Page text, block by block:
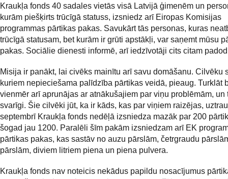
Kraukļa fonds 40 sadales vietās visā Latvijā ģimenēm un
kurām piešķirts trūcīgā statuss, izsniedz arī Eiropas Komisijas
programmas pārtikas pakas. Savukārt tās personas, kuras
trūcīgā statusam, bet kurām ir grūti apstākļi, var saņemt mūsu
pakas. Sociālie dienesti informē, arī iedzīvotāji cits citam
Misija ir panākt, lai civēks mainītu arī savu domāšanu. Cilvēku
kuriem nepieciešama palīdzība pārtikas veidā, pieaug. Turklāt
vienmēr arī aprunājas ar atnākušajiem par viņu problēmām, un
svarīgi. Šie cilvēki jūt, ka ir kāds, kas par viņiem raizējas,
septembrī Kraukļa fonds nedēļā izsniedza mazāk par 200
šogad jau 1200. Paralēli šīm pakām izsniedzam arī EK
pārtikas pakas, kas sastāv no auzu pārslām, četrgraudu
pārslām, diviem litriem piena un piena pulvera.
Kraukļa fonds nav noteicis nekādus papildu nosacījumus